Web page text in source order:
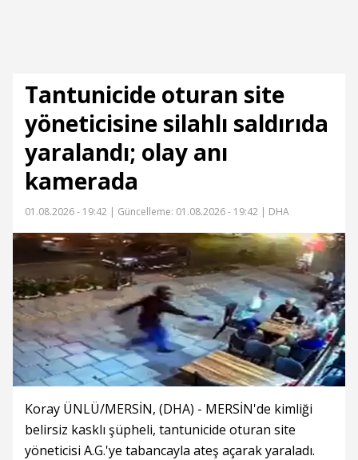
Tantunicide oturan site
yöneticisine silahlı saldırıda
yaralandı; olay anı
kamerada
01.08.2026 - 19:42 | Güncelleme: 01.08.2026 - 19:42 | DHA
Koray ÜNLÜ/MERSİN, (DHA) - MERSİN'de kimliği
belirsiz kasklı şüpheli, tantunicide oturan site
yöneticisi A.G.'ye tabancayla ateş açarak yaraladı.